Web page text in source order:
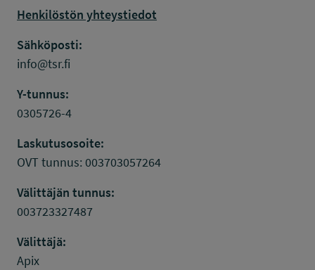
Henkilöstön yhteystiedot
Sähköposti:
info@tsr.fi
Y-tunnus:
0305726-4
Laskutusosoite:
OVT tunnus: 003703057264
Välittäjän tunnus:
003723327487
Välittäjä:
Apix